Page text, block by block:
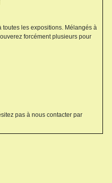
les expositions. Mélangés à
forcément plusieurs pour
pas à nous contacter par